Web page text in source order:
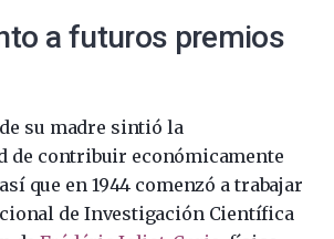
a futuros premios
su madre sintió la
de contribuir económicamente
que en 1944 comenzó a trabajar
de Investigación Científica